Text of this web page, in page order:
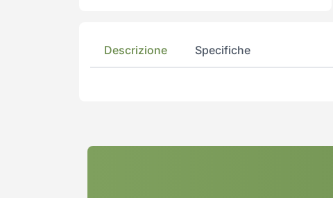
Descrizione Specifiche